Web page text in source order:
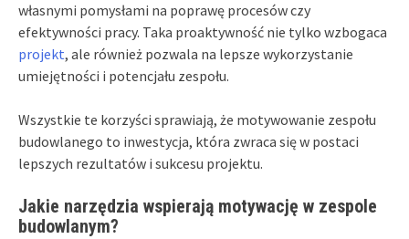
własnymi pomysłami na poprawę procesów czy
efektywności pracy. Taka proaktywność nie tylko wzbogaca
projekt, ale również pozwala na lepsze wykorzystanie
umiejętności i potencjału zespołu.
Wszystkie te korzyści sprawiają, że motywowanie zespołu
budowlanego to inwestycja, która zwraca się w postaci
lepszych rezultatów i sukcesu projektu.
Jakie narzędzia wspierają motywację w zespole
budowlanym?